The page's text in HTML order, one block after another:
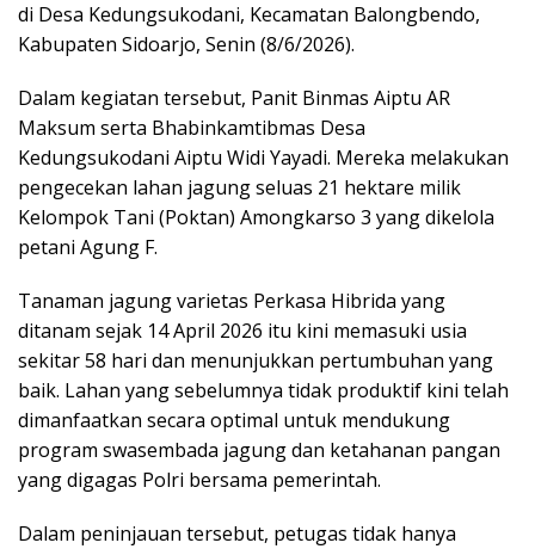
di Desa Kedungsukodani, Kecamatan Balongbendo,
Kabupaten Sidoarjo, Senin (8/6/2026).
Dalam kegiatan tersebut, Panit Binmas Aiptu AR
Maksum serta Bhabinkamtibmas Desa
Kedungsukodani Aiptu Widi Yayadi. Mereka melakukan
pengecekan lahan jagung seluas 21 hektare milik
Kelompok Tani (Poktan) Amongkarso 3 yang dikelola
petani Agung F.
Tanaman jagung varietas Perkasa Hibrida yang
ditanam sejak 14 April 2026 itu kini memasuki usia
sekitar 58 hari dan menunjukkan pertumbuhan yang
baik. Lahan yang sebelumnya tidak produktif kini telah
dimanfaatkan secara optimal untuk mendukung
program swasembada jagung dan ketahanan pangan
yang digagas Polri bersama pemerintah.
Dalam peninjauan tersebut, petugas tidak hanya